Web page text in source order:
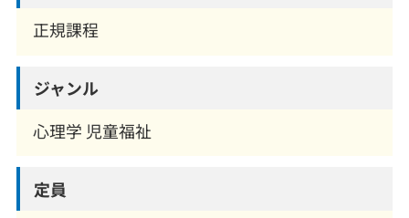
正規課程
ジャンル
心理学 児童福祉
定員